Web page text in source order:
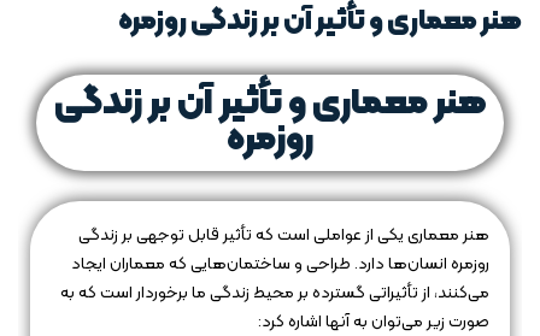
هنر معماری و تأثیر آن بر زندگی روزمره
هنر معماری و تأثیر آن بر زندگی
روزمره
هنر معماری یکی از عواملی است که تأثیر قابل توجهی بر زندگی
روزمره انسان‌ها دارد. طراحی و ساختمان‌هایی که معماران ایجاد
می‌کنند، از تأثیراتی گسترده بر محیط زندگی ما برخوردار است که به
صورت زیر می‌توان به آنها اشاره کرد: